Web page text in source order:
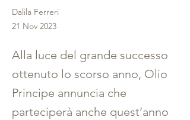
Dalila Ferreri
21 Nov 2023
Alla luce del grande successo
ottenuto lo scorso anno, Olio
Principe annuncia che
parteciperà anche quest’anno